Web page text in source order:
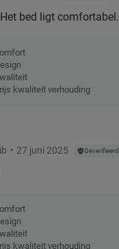
bed ligt comfortabel.
kwaliteit verhouding
27 juni 2025 Geverifieerd
kwaliteit verhouding